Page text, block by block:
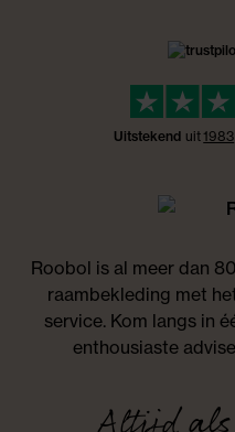
Roobol is al meer dan
raambekleding met
service. Kom langs in
enthousiaste
Uitstekend uit 1983